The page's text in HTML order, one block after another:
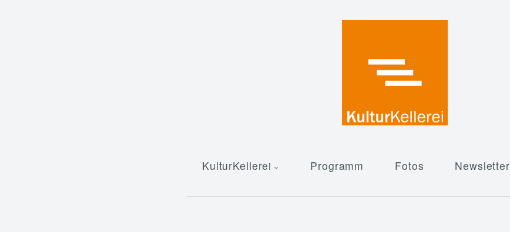
KulturKellerei Programm Fotos Newsletter